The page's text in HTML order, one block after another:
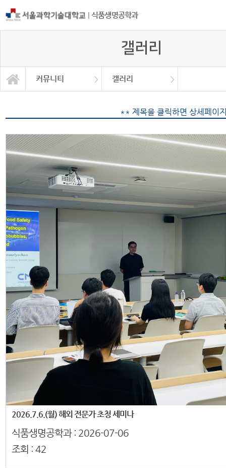
| 식품생명공학과
갤러리
커뮤니티 갤러리
학과소개
교과과정
학사정보
대학원
정보광장
커뮤니티
동문회
동아리
갤러리
** 제목을 클릭하면 상세페이
2026.7.6.(월) 해외 전문가 초청 세미나
식품생명공학과 : 2026-07-06
조회 :42